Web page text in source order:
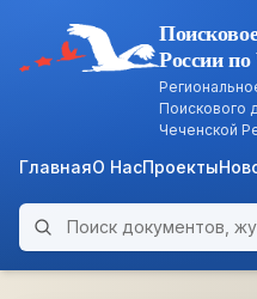
ARCHIVE
России
Поискового
Чеченской
ГлавнаяО НасПроекты
Поиск по архиву